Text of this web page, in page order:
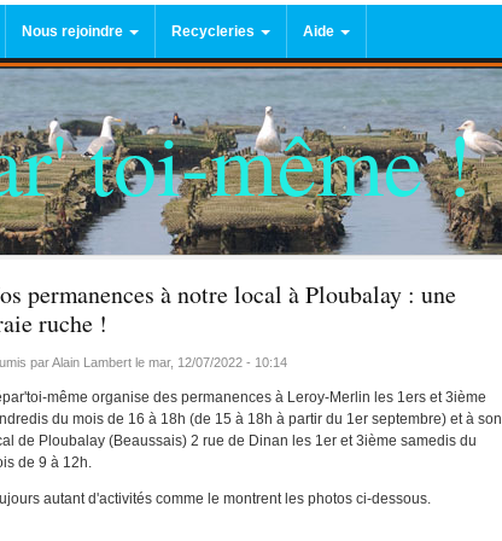
à Saint-Permanence Leroy-Merlin du 13
avril 2018
Affluence aux ermanences de
Répar'Toi-même
Ponceuse vibrante (Permanence
Leroy Merlin 23/11/2017)
Pignon de bétonnière usé
Problème de réception TV
Bouton vibreur iPhone 4 en
panne
Axe tondeuse à gazon cassé
MacBook ne tient pas la charge
Atelier vélo - janvier 2017
Atlier vélo Saint-Jacut
du local
2018
à
européenne
et amis
Nous rejoindre
Nous Rejoindre
Recycleries
Carte recycleries
Tableau recycleries
Aide
Plan du site
Des sites pour vous
Liste d'éclatés et de
tutoriels
toi-même !
permanences à notre local à Ploubalay : une
ruche !
parAlain Lambert le mar, 12/07/2022 - 10:14
même organise des permanences à Leroy-Merlin les 1ers et 3ième
du mois de 16 à 18h (de 15 à 18h à partir du 1er septembre) et à son
de Ploubalay (Beaussais) 2 rue de Dinan les 1er et 3ième samedis du
de 9 à 12h.
autant d'activités comme le montrent les photos ci-dessous.